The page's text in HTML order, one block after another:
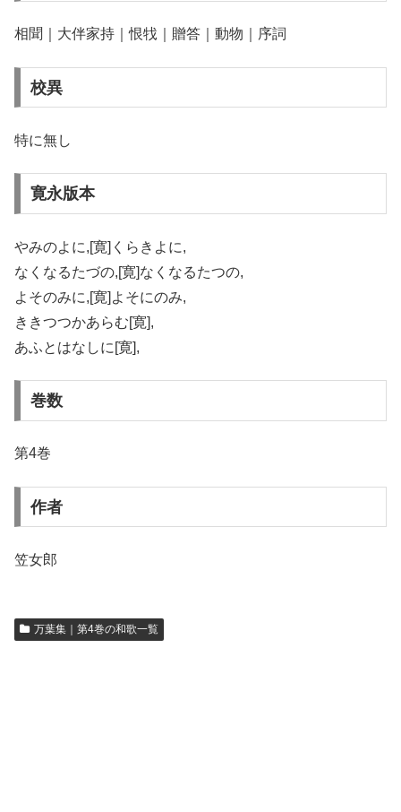
相聞｜大伴家持｜恨牫｜贈答｜動物｜序詞
校異
特に無し
寛永版本
やみのよに,[寛]くらきよに,
なくなるたづの,[寛]なくなるたつの,
よそのみに,[寛]よそにのみ,
ききつつかあらむ[寛],
あふとはなしに[寛],
巻数
第4巻
作者
笠女郎
万葉集｜第4巻の和歌一覧